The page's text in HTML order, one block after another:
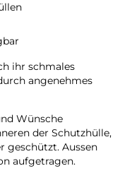
ihr schmales
angenehmes
Wünsche
der Schutzhülle,
geschützt. Aussen
aufgetragen.